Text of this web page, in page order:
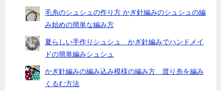
毛糸のシュシュの作り方 かぎ針編みのシュシュの編
み始めの簡単な編み方
夏らしい手作りシュシュ かぎ針編みでハンドメイ
ドの簡単編みシュシュ
かぎ針編みの編み込み模様の編み方 渡り糸を編み
くるむ方法